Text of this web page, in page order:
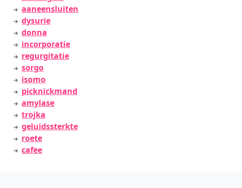
aaneensluiten
dysurie
donna
incorporatie
regurgitatie
sorgo
isomo
picknickmand
amylase
trojka
geluidssterkte
roete
cafee